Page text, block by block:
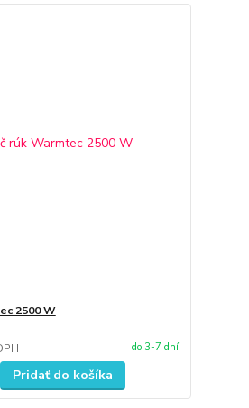
2500 W
do 3-7 dní
Pridať do košíka